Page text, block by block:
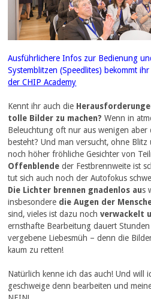
Ausführlichere Infos zur Bedienung
Systemblitzen (Speedlites) bekommt
der CHIP Academy
Kennt ihr auch die
tolle Bilder zu machen? Wenn in
Beleuchtung oft nur aus wenigen aber
besteht? Und man versucht, ohne Blitz
noch höher fröhliche Gesichter von
Offenblende der Festbrennweite ist
tut sich auch noch der Autofokus
Die Lichter brennen gnadenlos aus
insbesondere die Augen der
sind, vieles ist dazu nochverwackelt
ernsthafte Bearbeitung dauert
vergebene Liebesmüh – denn die
kaum zu retten!
Natürlich kenne ich das auch! Und will
geschweige denn bearbeiten und